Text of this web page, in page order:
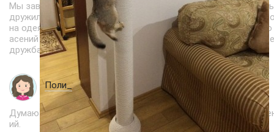
Мы завели котенка , когда малому было два года . Они
дружились и до сих пор спят вместе- кот спит в ногах у
на одеялке .Кот у нас домашний , на улицу не ходит , так
асений особых по болячкам нет , а малышу приятно
дружба с пушистиком !
Поли_
20.06.2018 в 19:06
Думаю что не стоит заводить животных пока ребенок
ий.